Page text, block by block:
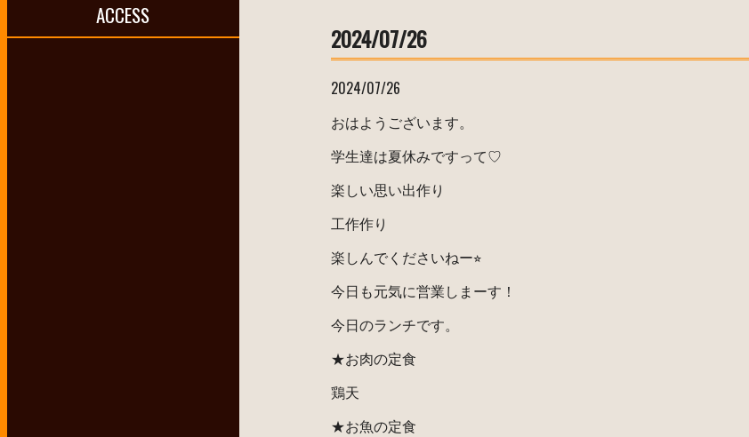
ACCESS
2024/07/26
2024/07/26
おはようございます。
学生達は夏休みですって♡
楽しい思い出作り
工作作り
楽しんでくださいねー⭐︎
今日も元気に営業しまーす！
今日のランチです。
★お肉の定食
鶏天
★お魚の定食